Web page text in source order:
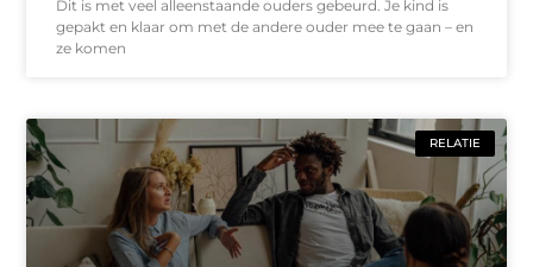
Dit is met veel alleenstaande ouders gebeurd. Je kind is
gepakt en klaar om met de andere ouder mee te gaan – en
ze komen
RELATIE